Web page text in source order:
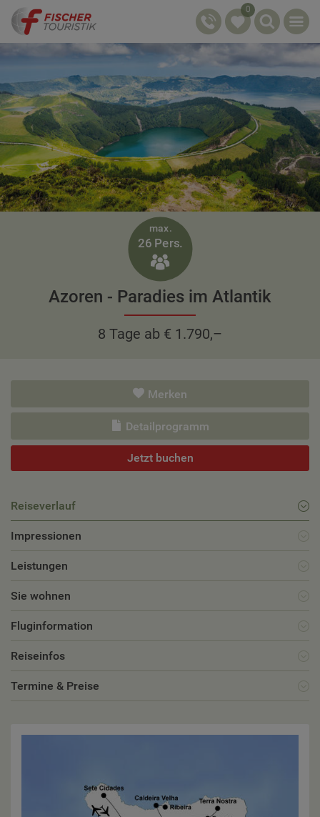
0
max.
26 Pers.

Azoren - Paradies im Atlantik
8 Tage ab € 1.790,–
Merken
Detailprogramm
Jetzt buchen
Reiseverlauf
Impressionen
Leistungen
Sie wohnen
Fluginformation
Reiseinfos
Termine & Preise